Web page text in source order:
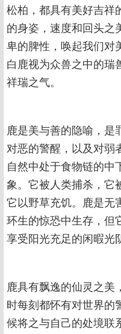
松柏，都具有美好吉祥
的身姿，速度和回头之
卑的脾性，唤起我们对
白鹿视为众兽之中的瑞
祥瑞之气。
鹿是美与善的隐喻，是
对恶的警醒，以及对弱
自然中处于食物链的中
象。它被人类捕杀，它
它以野草充饥。鹿是无
环生的惊恐中生存，但
享受阳光充足的闲暇光
鹿具有飘逸的仙灵之美
时每刻都怀有对世界的
候将之与自己的处境联